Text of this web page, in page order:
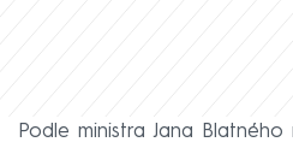
Podle ministra Jana Blatného